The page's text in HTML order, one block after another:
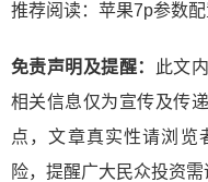
推荐阅读： 苹果7p参数配
免责声明及提醒：
此文
相关信息仅为宣传及传
点，文章真实性请浏览
险，提醒广大民众投资需